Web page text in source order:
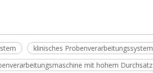
klinisches Probenverarbeitungssystem
mit hohem Durchsatz